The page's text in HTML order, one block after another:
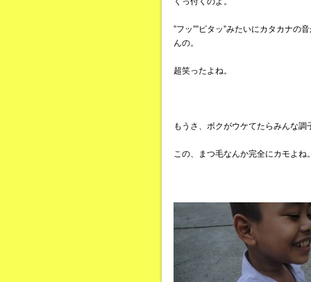
”フッ””ピタッ”みたいにカタカナの
んの。
超笑ったよね。
もうさ、ボクがウケてたらみんな
この、まつ毛なんか完全にカモよね